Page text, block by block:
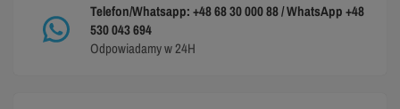
Telefon/Whatsapp: +48 68 30 000 88 / WhatsApp +48
530 043 694
Odpowiadamy w 24H